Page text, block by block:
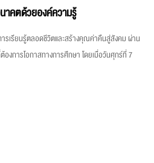
าคตด้วยองค์ความรู้
รเรียนรู้ตลอดชีวิตและสร้างคุณค่าคืนสู่สังคม ผ่าน
งการโอกาสทางการศึกษา โดยเมื่อวันศุกร์ที่ 7